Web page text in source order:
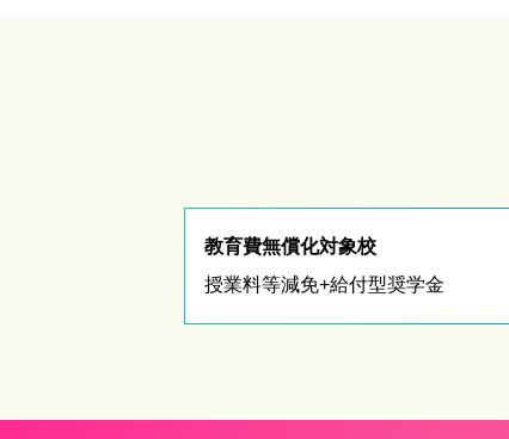
教育費無償化対象校
授業料等減免+給付型奨学金